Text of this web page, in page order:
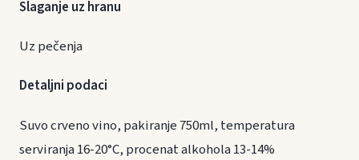
Slaganje uz hranu
Uz pečenja
Detaljni podaci
Suvo crveno vino, pakiranje 750ml, temperatura
serviranja 16-20°C, procenat alkohola 13-14%